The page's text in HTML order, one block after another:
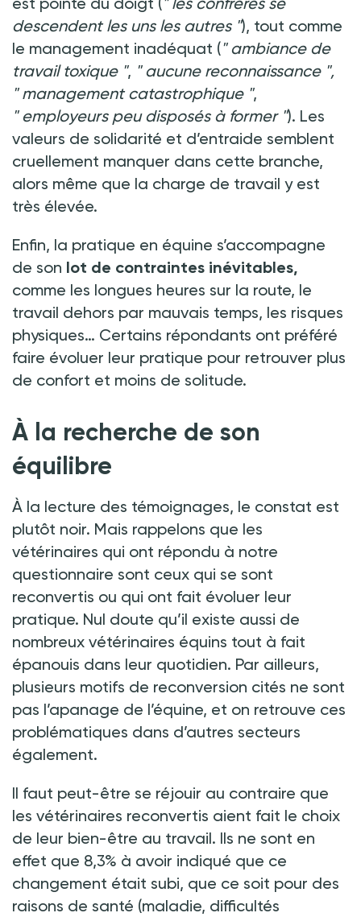
descendent les uns les autres "), tout comme
le management inadéquat (" ambiance de
travail toxique ", " aucune reconnaissance ",
" management catastrophique ",
" employeurs peu disposés à former "). Les
valeurs de solidarité et d’entraide semblent
cruellement manquer dans cette branche,
alors même que la charge de travail y est
très élevée.
Enfin, la pratique en équine s’accompagne
de son lot de contraintes inévitables,
comme les longues heures sur la route, le
travail dehors par mauvais temps, les risques
physiques… Certains répondants ont préféré
faire évoluer leur pratique pour retrouver plus
de confort et moins de solitude.
À la recherche de son
équilibre
À la lecture des témoignages, le constat est
plutôt noir. Mais rappelons que les
vétérinaires qui ont répondu à notre
questionnaire sont ceux qui se sont
reconvertis ou qui ont fait évoluer leur
pratique. Nul doute qu’il existe aussi de
nombreux vétérinaires équins tout à fait
épanouis dans leur quotidien. Par ailleurs,
plusieurs motifs de reconversion cités ne sont
pas l’apanage de l’équine, et on retrouve ces
problématiques dans d’autres secteurs
également.
Il faut peut-être se réjouir au contraire que
les vétérinaires reconvertis aient fait le choix
de leur bien-être au travail. Ils ne sont en
effet que 8,3% à avoir indiqué que ce
changement était subi, que ce soit pour des
raisons de santé (maladie, difficultés